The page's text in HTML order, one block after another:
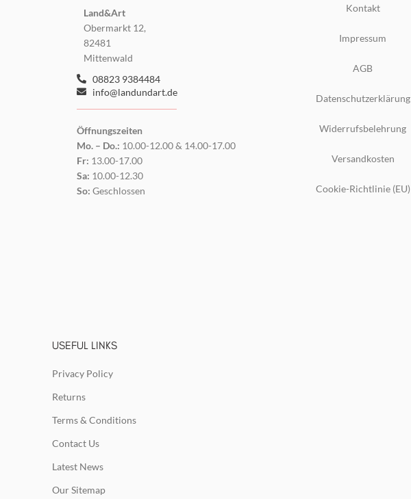
Land&Art
Obermarkt 12,
82481
Mittenwald
08823 9384484
info@landundart.de
Öffnungszeiten
Mo. – Do.: 10.00-12.00 & 14.00-17.00
Fr: 13.00-17.00
Sa: 10.00-12.30
So: Geschlossen
Kontakt
Impressum
AGB
Datenschutzerklärung
Widerrufsbelehrung
Versandkosten
Cookie-Richtlinie (EU)
USEFUL LINKS
Privacy Policy
Returns
Terms & Conditions
Contact Us
Latest News
Our Sitemap